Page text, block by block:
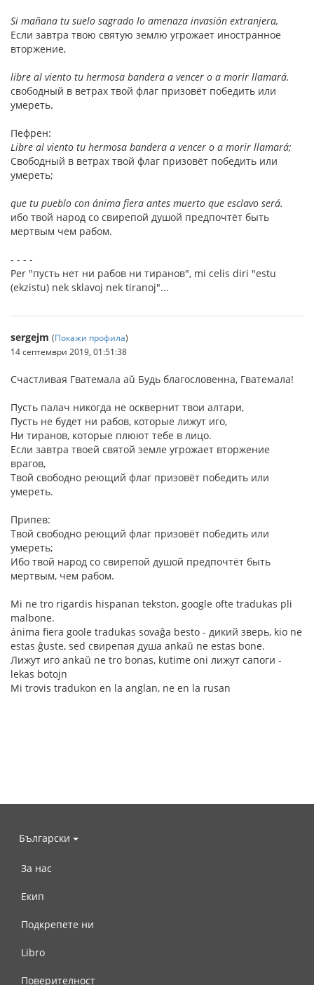
Si mañana tu suelo sagrado lo amenaza invasión extranjera,
Если завтра твою святую землю угрожает иностранное
вторжение,
libre al viento tu hermosa bandera a vencer o a morir llamará.
свободный в ветрах твой флаг призовёт победить или
умереть.
Пефрен:
Libre al viento tu hermosa bandera a vencer o a morir llamará;
Свободный в ветрах твой флаг призовёт победить или
умереть;
que tu pueblo con ánima fiera antes muerto que esclavo será.
ибо твой народ со свирепой душой предпочтёт быть
мертвым чем рабом.
- - - -
Per "пусть нет ни рабов ни тиранов", mi celis diri "estu
(ekzistu) nek sklavoj nek tiranoj"...
sergejm (Покажи профила)
14 септември 2019, 01:51:38
Счастливая Гватемала aŭ Будь благословенна, Гватемала!
Пусть палач никогда не осквернит твои алтари,
Пусть не будет ни рабов, которые лижут иго,
Ни тиранов, которые плюют тебе в лицо.
Если завтра твоей святой земле угрожает вторжение
врагов,
Твой свободно реющий флаг призовёт победить или
умереть.
Припев:
Твой свободно реющий флаг призовёт победить или
умереть;
Ибо твой народ со свирепой душой предпочтёт быть
мертвым, чем рабом.
Mi ne tro rigardis hispanan tekston, google ofte tradukas pli
malbone.
ánima fiera goole tradukas sovaĝa besto - дикий зверь, kio ne
estas ĝuste, sed свирепая душа ankaŭ ne estas bone.
Лижут иго ankaŭ ne tro bonas, kutime oni лижут сапоги -
lekas botojn
Mi trovis tradukon en la anglan, ne en la rusan
Български
За нас
Екип
Подкрепете ни
Libro
Поверителност